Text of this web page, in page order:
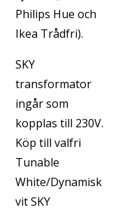
Philips Hue och
Ikea Trådfri).
SKY
transformator
ingår som
kopplas till 230V.
Köp till valfri
Tunable
White/Dynamisk
vit SKY